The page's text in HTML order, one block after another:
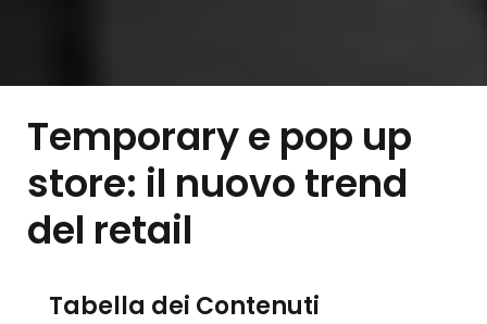
Temporary e pop up
store: il nuovo trend
del retail
Tabella dei Contenuti